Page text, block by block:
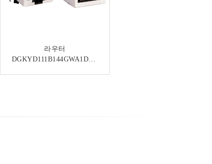
라우터
DGKYD111B144GWA1DPQ
광섬유를 위한 자기학 Pcb
탑재와 100 기본적 CAT5